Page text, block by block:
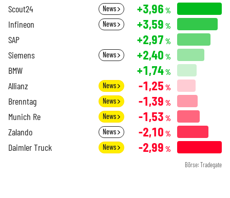
Scout24 News +3,96 %
Infineon News +3,59 %
SAP +2,97 %
Siemens News +2,40 %
BMW +1,74%
Allianz News -1,25 %
Brenntag News -1,39 %
Munich Re News -1,53 %
Zalando News -2,10 %
Daimler Truck News -2,99 %
Börse: Tradegate